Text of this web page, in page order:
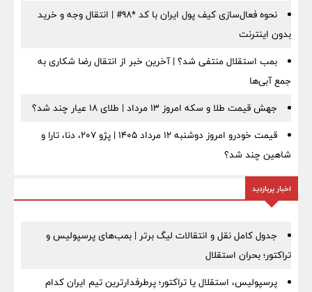
نحوه فعال‌سازی کیف پول ایران با کد *98# | انتقال وجه و خرید
بدون اینترنت
بمب استقلال منتفی شد؟ | آخرین خبر از انتقال رضا شکاری به
جمع آبی‌ها
جهش قیمت طلا و سکه امروز ۱۳ مرداد | طلای ۱۸ عیار چند شد؟
قیمت خودرو امروز دوشنبه ۱۲ مرداد ۱۴۰۵ | پژو ۲۰۷، دنا، تارا و
شاهین چند شد؟
اخبار پربازدید
جدول کامل نقل و انتقالات لیگ برتر | بمب‌های پرسپولیس و
تراکتور؛ بحران استقلال
پرسپولیس، استقلال یا تراکتور؛ پرطرفدارترین تیم ایران کدام